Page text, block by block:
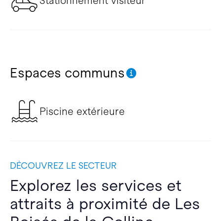
Espaces communs
Piscine extérieure
DÉCOUVREZ LE SECTEUR
Explorez les services et
attraits à proximité de Les